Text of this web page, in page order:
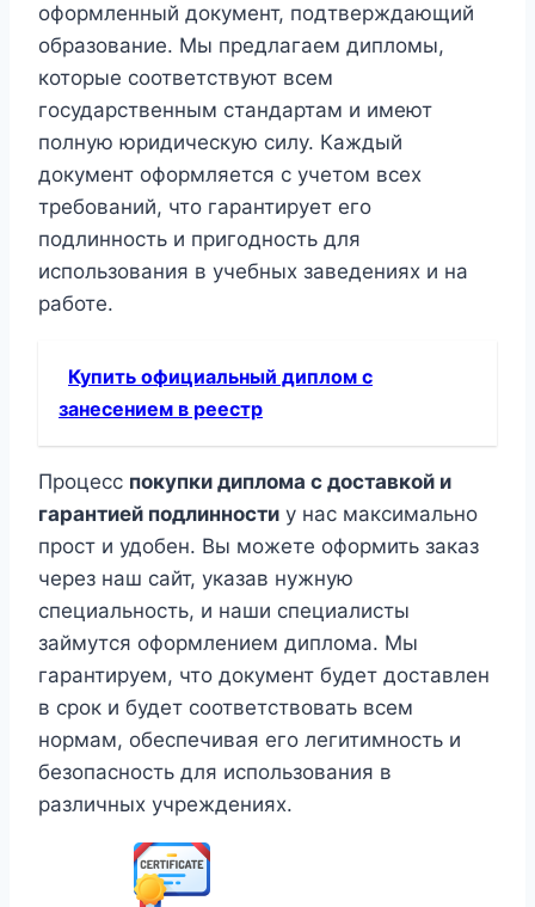
оформленный документ, подтверждающий
образование. Мы предлагаем дипломы,
которые соответствуют всем
государственным стандартам и имеют
полную юридическую силу. Каждый
документ оформляется с учетом всех
требований, что гарантирует его
подлинность и пригодность для
использования в учебных заведениях и на
работе.
Купить официальный диплом с
занесением в реестр
Процесс покупки диплома с доставкой и
гарантией подлинности у нас максимально
прост и удобен. Вы можете оформить заказ
через наш сайт, указав нужную
специальность, и наши специалисты
займутся оформлением диплома. Мы
гарантируем, что документ будет доставлен
в срок и будет соответствовать всем
нормам, обеспечивая его легитимность и
безопасность для использования в
различных учреждениях.